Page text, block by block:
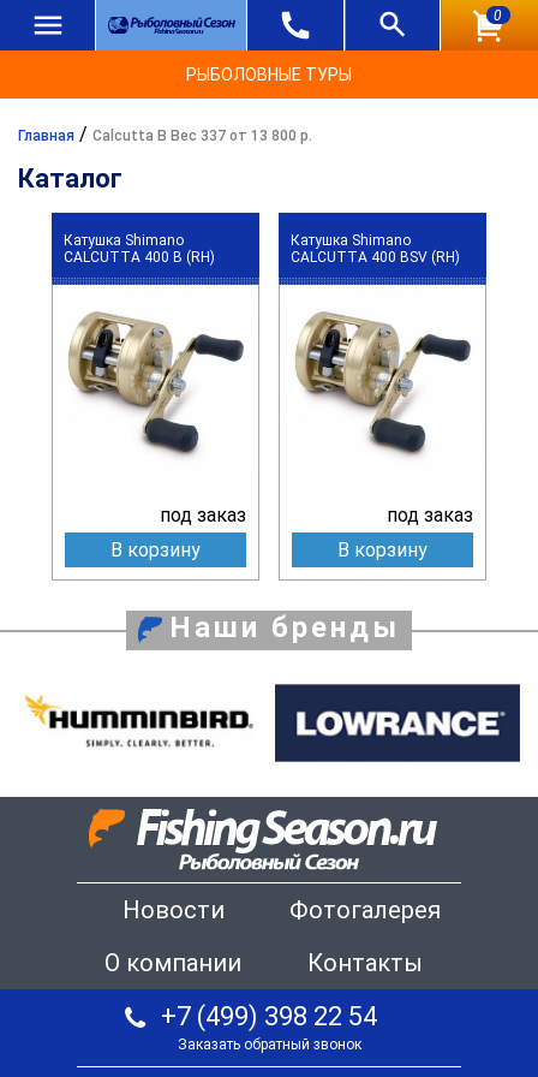
0
РЫБОЛОВНЫЕ ТУРЫ
Главная / Calcutta B Вес 337 от 13 800 р.
Каталог
Катушка Shimano
CALCUTTA 400 B (RH)
под заказ
В корзину
Катушка Shimano
CALCUTTA 400 BSV (RH)
под заказ
В корзину
Наши бренды
Новости
Фотогалерея
О компании
Контакты
+7 (499) 398 22 54
Заказать обратный звонок